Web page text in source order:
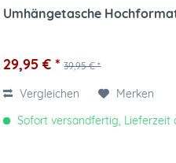
Umhängetasche
29,95 € * 39,95 € *
Vergleichen
Merken
Sofort versandfertig, Lieferzeit